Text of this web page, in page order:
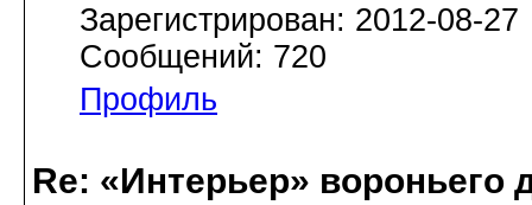
Зарегистрирован: 2012-08-27
Сообщений: 720
Профиль
Re: «Интерьер» вороньего